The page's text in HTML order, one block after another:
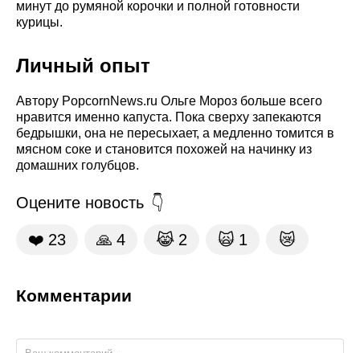
минут до румяной корочки и полной готовности
курицы.
Личный опыт
Автору PopcornNews.ru Ольге Мороз больше всего
нравится именно капуста. Пока сверху запекаются
бедрышки, она не пересыхает, а медленно томится в
мясном соке и становится похожей на начинку из
домашних голубцов.
Оцените новость
❤️ 23 🙏 4 😹 2 🙀 1 😿
Комментарии